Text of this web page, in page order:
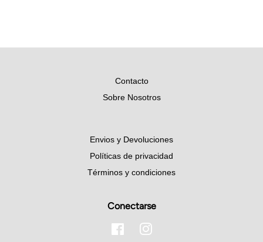
Contacto
Sobre Nosotros
Envios y Devoluciones
Políticas de privacidad
Términos y condiciones
Conectarse
Facebook